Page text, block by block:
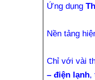
Ứng dụng
Nền tảng
Chỉ với vài
– điện lạnh,